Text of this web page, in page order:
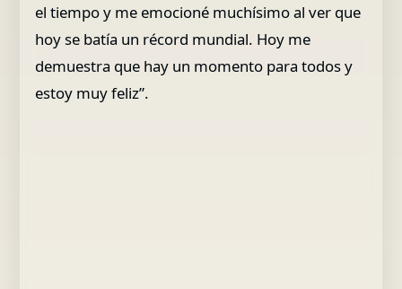
el tiempo y me emocioné muchísimo al ver que
hoy se batía un récord mundial. Hoy me
demuestra que hay un momento para todos y
estoy muy feliz”.